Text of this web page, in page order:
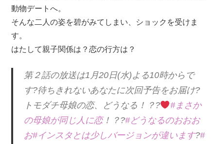
動物デートへ。
そんな二人の姿を碧がみてしまい、ショックを受けま
す。
はたして親子関係は？恋の行方は？
第２話の放送は1月20日(水)よる10時からで
す?待ちきれないあなたに次回予告をお届け?
トモダチ母娘の恋、どうなる！？?
#まさか
の母娘が同じ人に恋！？?#どうなるのおおお
お#インスタとは少しバージョンが違います?#